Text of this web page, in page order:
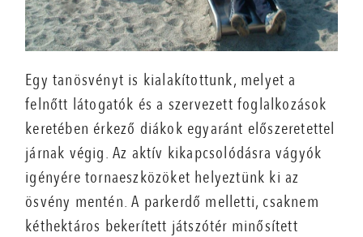
Egy tanösvényt is kialakítottunk, melyet a
felnőtt látogatók és a szervezett foglalkozások
keretében érkező diákok egyaránt előszeretettel
járnak végig. Az aktív kikapcsolódásra vágyók
igényére tornaeszközöket helyeztünk ki az
ösvény mentén. A parkerdő melletti, csaknem
kéthektáros bekerített játszótér minősített